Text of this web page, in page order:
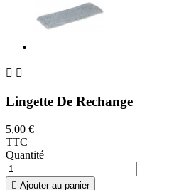
 
Lingette De Rechange
5,00 €
TTC
Quantité
 Ajouter au panier